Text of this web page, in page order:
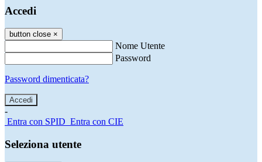
Accedi
button close ×
Nome Utente
Password
Password dimenticata?
-
Entra con SPID Entra con CIE
Seleziona utente